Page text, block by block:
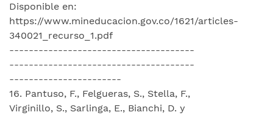
Disponible en:
https://www.mineducacion.gov.co/1621/articles-
340021_recurso_1.pdf
--------------------------------------
--------------------------------------
-----------------------
16. Pantuso, F., Felgueras, S., Stella, F.,
Virginillo, S., Sarlinga, E., Bianchi, D. y